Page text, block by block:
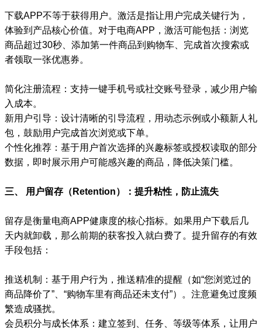
下载APP不等于获得用户。激活是指让用户完成关键行为，
体验到产品核心价值。对于电商APP，激活可能包括：浏览
商品超过30秒、添加第一件商品到购物车、完成首次搜索或
者领取一张优惠券。
简化注册流程：支持一键手机号或社交账号登录，减少用户输
入成本。
新用户引导：设计清晰的引导流程，用动态示例或小额新人礼
包，鼓励用户完成首次浏览或下单。
个性化推荐：基于用户首次选择的兴趣标签或授权读取的部分
数据，即时展示用户可能感兴趣的商品，降低决策门槛。
三、 用户留存（Retention）：提升粘性，防止流失
留存是衡量电商APP健康度的核心指标。如果用户下载后几
天内就卸载，那么前期的获客投入就白费了。提升留存的有效
手段包括：
推送机制：基于用户行为，推送精准的提醒（如“您浏览过的
商品降价了”、“购物车里有商品还未支付”）。注意避免过度频
繁造成骚扰。
会员积分与成长体系：建立签到、任务、等级等体系，让用户